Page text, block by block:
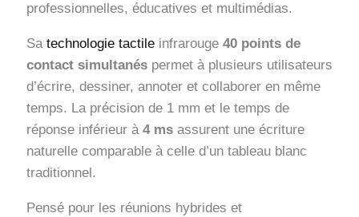
professionnelles, éducatives et multimédias.
Satechnologie tactile infrarouge40 points de
contact simultanés permet à plusieurs utilisateurs
d’écrire, dessiner, annoter et collaborer en même
temps. La précision de 1 mm et le temps de
réponse inférieur à4 ms assurent une écriture
naturelle comparable à celle d’un tableau blanc
traditionnel.
Pensé pour les réunions hybrides et